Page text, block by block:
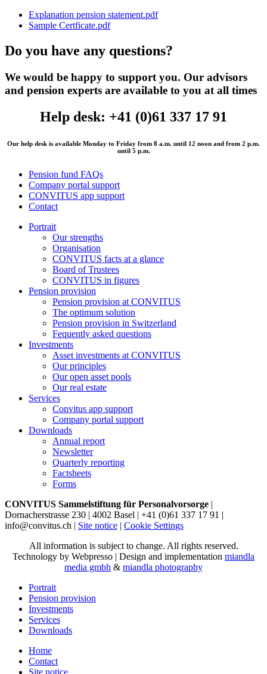
Explanation pension statement.pdf
Sample Certficate.pdf
Do you have any questions?
We would be happy to support you. Our advisors
and pension experts are available to you at all times
Help desk: +41 (0)61 337 17 91
Our help desk is available Monday to Friday from 8 a.m. until 12 noon and from 2 p.m.
until 5 p.m.
Pension fund FAQs
Company portal support
CONVITUS app support
Contact
Portrait
Our strengths
Organisation
CONVITUS facts at a glance
Board of Trustees
CONVITUS in figures
Pension provision
Pension provision at CONVITUS
The optimum solution
Pension provision in Switzerland
Fequently asked questions
Investments
Asset investments at CONVITUS
Our principles
Our open asset pools
Our real estate
Services
Convitus app support
Company portal support
Downloads
Annual report
Newsletter
Quarterly reporting
Factsheets
Forms
CONVITUS Sammelstiftung für Personalvorsorge |
Dornacherstrasse 230 | 4002 Basel | +41 (0)61 337 17 91 |
info@convitus.ch | Site notice | Cookie Settings
All information is subject to change. All rights reserved.
Technology by Webpresso | Design and implementation miandla
media gmbh & miandla photography
Portrait
Pension provision
Investments
Services
Downloads
Home
Contact
Site notice